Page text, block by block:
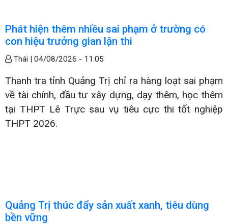
Phát hiện thêm nhiều sai phạm ở trường có
con hiệu trưởng gian lận thi
Thái | 04/08/2026 - 11:05
Thanh tra tỉnh Quảng Trị chỉ ra hàng loạt sai phạm
về tài chính, đầu tư xây dựng, dạy thêm, học thêm
tại THPT Lê Trực sau vụ tiêu cực thi tốt nghiệp
THPT 2026.
Quảng Trị thúc đẩy sản xuất xanh, tiêu dùng
bền vững